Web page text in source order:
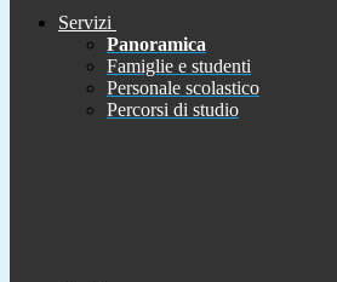
Servizi
Panoramica
Famiglie e studenti
Personale scolastico
Percorsi di studio